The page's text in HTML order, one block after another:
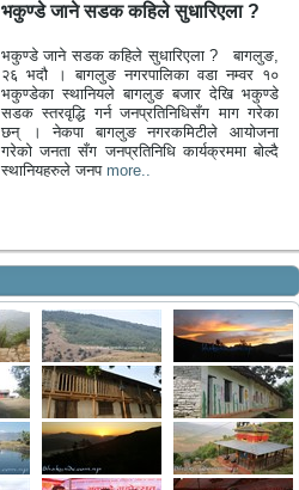
भकुण्डे जाने सडक कहिले सुधारिएला ?
भकुण्डे जाने सडक कहिले सुधारिएला ? बागलुङ,
२६ भदौ । बागलुङ नगरपालिका वडा नम्वर १०
भकुण्डेका स्थानियले बागलुङ बजार देखि भकुण्डे
सडक स्तरवृद्धि गर्न जनप्रतिनिधिसँग माग गरेका
छन् । नेकपा बागलुङ नगरकमिटीले आयोजना
गरेको जनता सँग जनप्रतिनिधि कार्यक्रममा बोल्दै
स्थानियहरुले जनप more..